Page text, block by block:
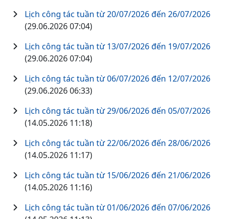
Lịch công tác tuần từ 20/07/2026 đến 26/07/2026
(29.06.2026 07:04)
Lịch công tác tuần từ 13/07/2026 đến 19/07/2026
(29.06.2026 07:04)
Lịch công tác tuần từ 06/07/2026 đến 12/07/2026
(29.06.2026 06:33)
Lịch công tác tuần từ 29/06/2026 đến 05/07/2026
(14.05.2026 11:18)
Lịch công tác tuần từ 22/06/2026 đến 28/06/2026
(14.05.2026 11:17)
Lịch công tác tuần từ 15/06/2026 đến 21/06/2026
(14.05.2026 11:16)
Lịch công tác tuần từ 01/06/2026 đến 07/06/2026